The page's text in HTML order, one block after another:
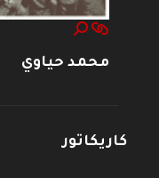
محمد حياوي
كاريكاتور